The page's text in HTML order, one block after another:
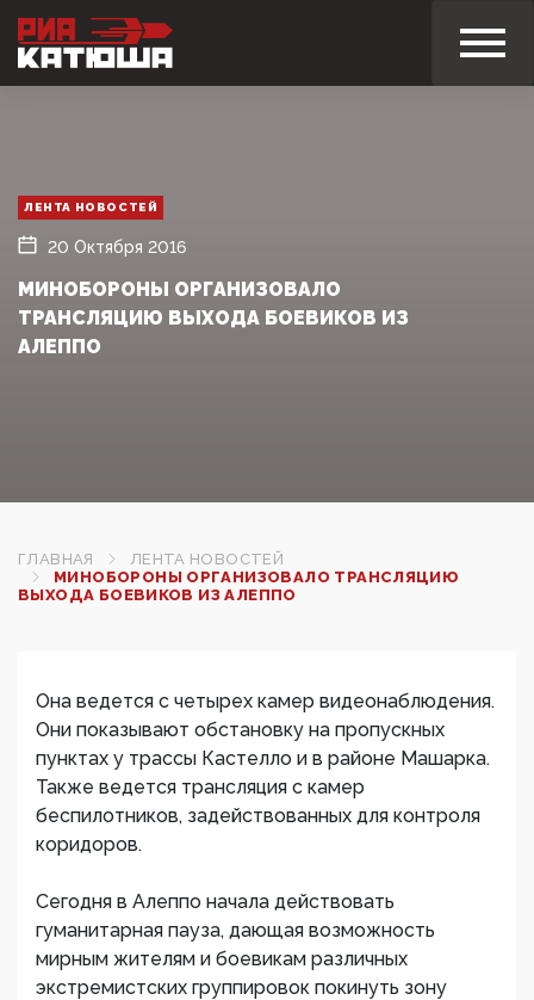
ЛЕНТА НОВОСТЕЙ
20 Октября 2016
МИНОБОРОНЫ ОРГАНИЗОВАЛО
ТРАНСЛЯЦИЮ ВЫХОДА БОЕВИКОВ ИЗ
АЛЕППО
ГЛАВНАЯ
ЛЕНТА НОВОСТЕЙ
МИНОБОРОНЫ ОРГАНИЗОВАЛО ТРАНСЛЯЦИЮ
ВЫХОДА БОЕВИКОВ ИЗ АЛЕППО
Она ведется с четырех камер видеонаблюдения.
Они показывают обстановку на пропускных
пунктах у трассы Кастелло и в районе Машарка.
Также ведется трансляция с камер
беспилотников, задействованных для контроля
коридоров.
Сегодня в Алеппо начала действовать
гуманитарная пауза, дающая возможность
мирным жителям и боевикам различных
экстремистских группировок покинуть зону